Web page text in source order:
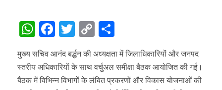
WhatsApp
Facebook
Twitter
Copy
Link
मुख्य सचिव आनंद बर्द्धन की अध्यक्षता में जिलाधिकारियों और जनपद
स्तरीय अधिकारियों के साथ वर्चुअल समीक्षा बैठक आयोजित की गई।
बैठक में विभिन्न विभागों के लंबित प्रकरणों और विकास योजनाओं की